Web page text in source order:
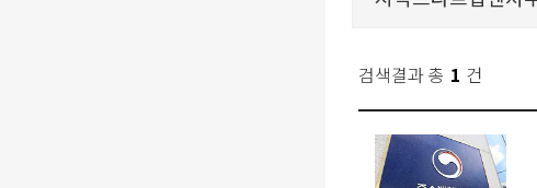
검색결과 총 1 건